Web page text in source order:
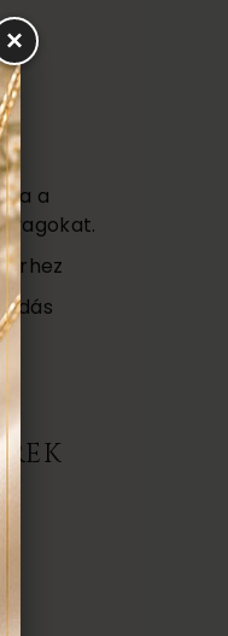
a
×